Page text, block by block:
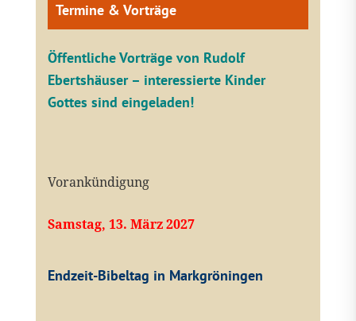
Termine & Vorträge
Öffentliche Vorträge von Rudolf
Ebertshäuser – interessierte Kinder
Gottes sind eingeladen!
Vorankündigung
Samstag, 13. März 2027
Endzeit-Bibeltag in Markgröningen